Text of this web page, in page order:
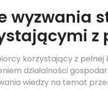
wyzwania
z
korzystający z
działalności
wiedzy na temat